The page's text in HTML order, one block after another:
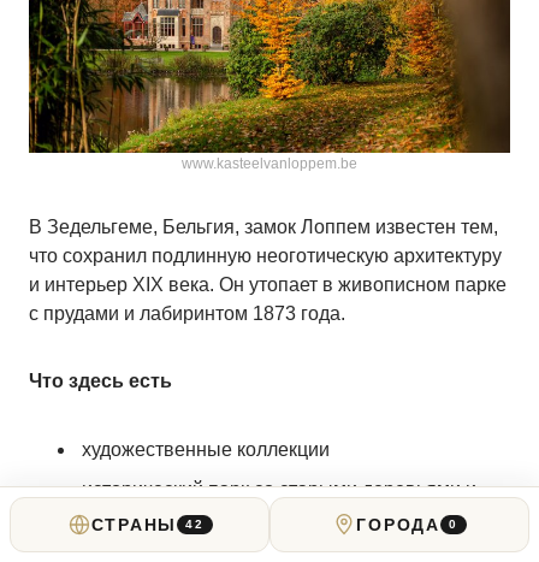
www.kasteelvanloppem.be
В Зедельгеме, Бельгия, замок Лоппем известен тем,
что сохранил подлинную неоготическую архитектуру
и интерьер XIX века. Он утопает в живописном парке
с прудами и лабиринтом 1873 года.
Что здесь есть
художественные коллекции
исторический парк со старыми деревьями и
гротами
СТРАНЫ 42 ГОРОДА 0